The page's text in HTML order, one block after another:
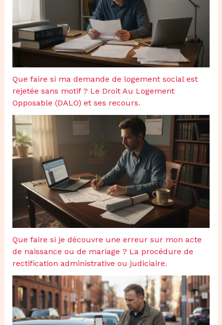
Que faire si ma demande de logement social est
rejetée sans motif ? Le Droit Au Logement
Opposable (DALO) et ses recours.
Que faire si je découvre une erreur sur mon acte
de naissance ou de mariage ? La procédure de
rectification administrative ou judiciaire.